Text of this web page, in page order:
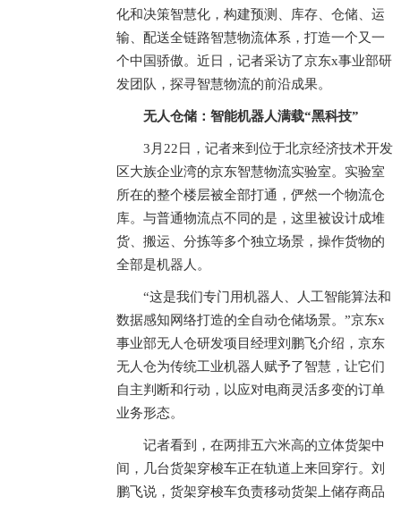
化和决策智慧化，构建预测、库存、仓储、运
输、配送全链路智慧物流体系，打造一个又一
个中国骄傲。近日，记者采访了京东x事业部研
发团队，探寻智慧物流的前沿成果。
无人仓储：智能机器人满载“黑科技”
3月22日，记者来到位于北京经济技术开发
区大族企业湾的京东智慧物流实验室。实验室
所在的整个楼层被全部打通，俨然一个物流仓
库。与普通物流点不同的是，这里被设计成堆
货、搬运、分拣等多个独立场景，操作货物的
全部是机器人。
“这是我们专门用机器人、人工智能算法和
数据感知网络打造的全自动仓储场景。”京东x
事业部无人仓研发项目经理刘鹏飞介绍，京东
无人仓为传统工业机器人赋予了智慧，让它们
自主判断和行动，以应对电商灵活多变的订单
业务形态。
记者看到，在两排五六米高的立体货架中
间，几台货架穿梭车正在轨道上来回穿行。刘
鹏飞说，货架穿梭车负责移动货架上储存商品